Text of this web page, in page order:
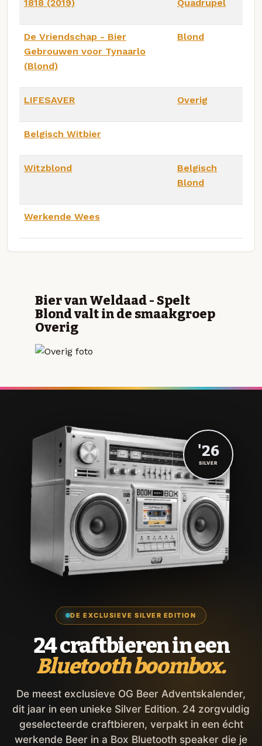
1818 (2019) Quadrupel
De Vriendschap - Bier
Gebrouwen voor Tynaarlo
(Blond)
Blond
LIFESAVER Overig
Belgisch Witbier
Witzblond
Belgisch
Blond
Werkende Wees
Bier van Weldaad - Spelt
Blond valt in de smaakgroep
Overig
DE EXCLUSIEVE SILVER EDITION
24 craftbieren in een
Bluetooth boombox.
De meest exclusieve OG Beer Adventskalender,
dit jaar in een unieke Silver Edition. 24 zorgvuldig
geselecteerde craftbieren, verpakt in een écht
werkende Beer in a Box Bluetooth speaker die je
'26
SILVER